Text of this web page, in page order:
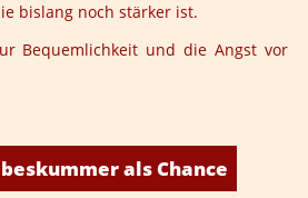
bislang noch stärker ist.
Bequemlichkeit und die Angst vor
als Chance